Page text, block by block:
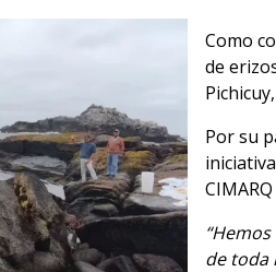
Como
de
Por su
de toda